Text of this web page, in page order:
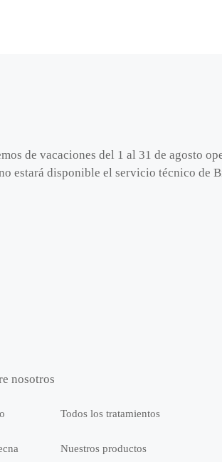
de vacaciones del 1 al 31 de agosto
estará disponible el servicio técnico de
nosotros
Todos los tratamientos
Nuestros productos